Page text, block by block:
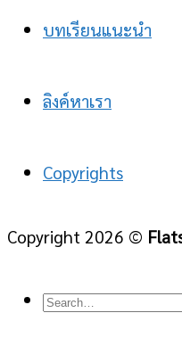
บทเรียนแนะนำ
ลิงค์หาเรา
Copyrights
Copyright 2026 ©